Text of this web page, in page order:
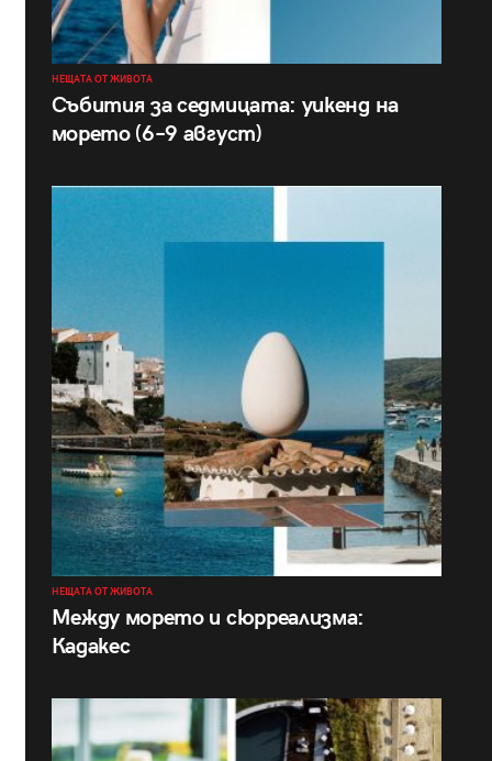
НЕЩАТА ОТ ЖИВОТА
Събития за седмицата: уикенд на
морето (6–9 август)
НЕЩАТА ОТ ЖИВОТА
Между морето и сюрреализма:
Кадакес